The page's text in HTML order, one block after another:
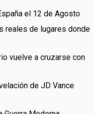
el 12 de Agosto
reales de lugares donde
vuelve a cruzarse con
de JD Vance